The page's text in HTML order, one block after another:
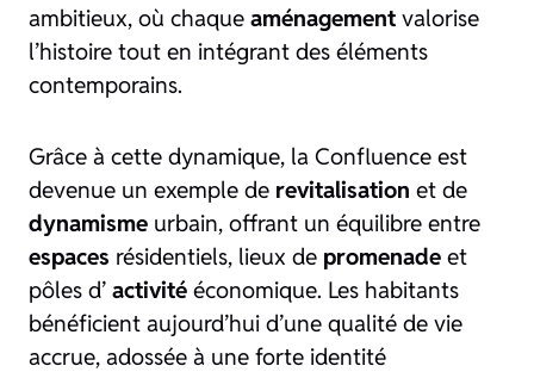
ambitieux, où chaque aménagement valorise
l’histoire tout en intégrant des éléments
contemporains.
Grâce à cette dynamique, la Confluence est
devenue un exemple de revitalisation et de
dynamisme urbain, offrant un équilibre entre
espaces résidentiels, lieux de promenade et
pôles d’ activité économique. Les habitants
bénéficient aujourd’hui d’une qualité de vie
accrue, adossée à une forte identité